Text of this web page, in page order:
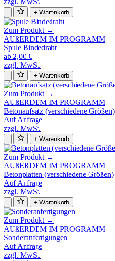
+ Warenkorb
Zum Produkt →
AUßERDEM IM PROGRAMM
Spule Bindedraht
ab 2,00 €
zzgl. MwSt.
+ Warenkorb
Zum Produkt →
AUßERDEM IM PROGRAMM
Betonaufsatz (verschiedene Größen)
Auf Anfrage
zzgl. MwSt.
+ Warenkorb
Zum Produkt →
AUßERDEM IM PROGRAMM
Betonplatten (verschiedene Größen)
Auf Anfrage
zzgl. MwSt.
+ Warenkorb
Zum Produkt →
AUßERDEM IM PROGRAMM
Sonderanfertigungen
Auf Anfrage
zzgl. MwSt.